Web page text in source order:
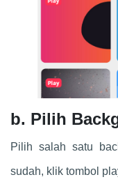
b. Pilih
Pilih salah satu
sudah, klik tombol